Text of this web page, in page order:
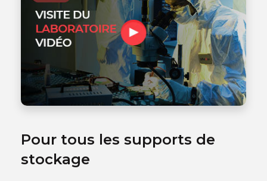
Pour tous les supports de
stockage